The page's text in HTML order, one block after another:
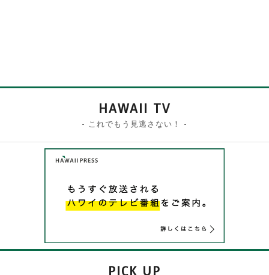
HAWAII TV
- これでもう見逃さない！ -
PICK UP